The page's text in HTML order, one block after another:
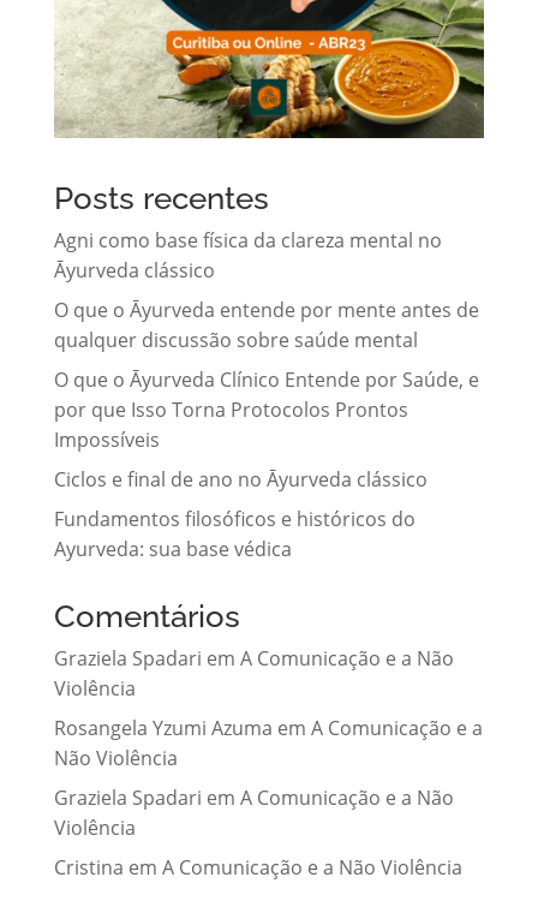
Posts recentes
Agni como base física da clareza mental no
Āyurveda clássico
O que o Āyurveda entende por mente antes de
qualquer discussão sobre saúde mental
O que o Āyurveda Clínico Entende por Saúde, e
por que Isso Torna Protocolos Prontos
Impossíveis
Ciclos e final de ano no Āyurveda clássico
Fundamentos filosóficos e históricos do
Ayurveda: sua base védica
Comentários
Graziela Spadari em A Comunicação e a Não
Violência
Rosangela Yzumi Azuma em A Comunicação e a
Não Violência
Graziela Spadari em A Comunicação e a Não
Violência
Cristina em A Comunicação e a Não Violência